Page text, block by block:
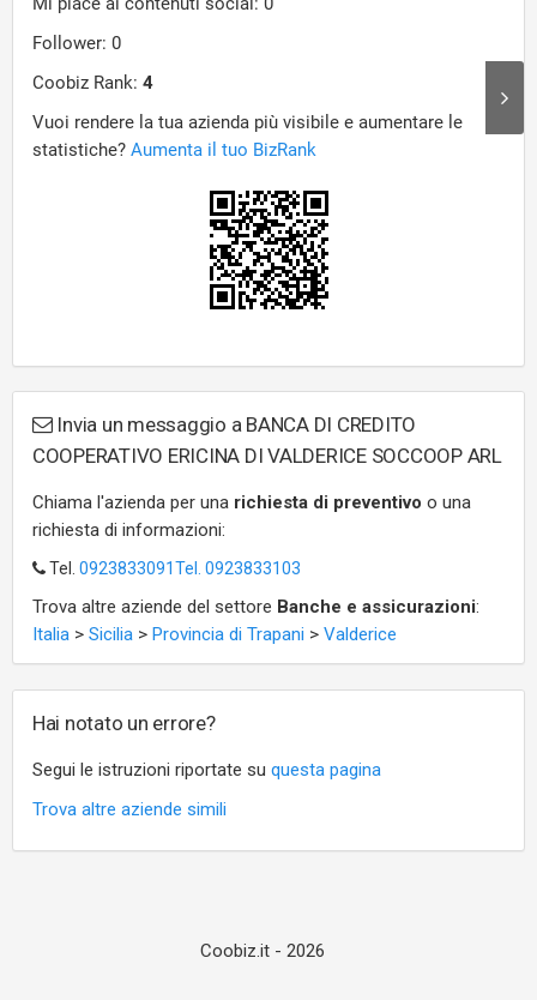
Invia un messaggio a BANCA DI CREDITO
COOPERATIVO ERICINA DI VALDERICE SOCCOOP ARL
Chiama l'azienda per una richiesta di preventivo o una
richiesta di informazioni:
Tel. 0923833091Tel. 0923833103
Trova altre aziende del settore Banche e assicurazioni:
Italia > Sicilia > Provincia di Trapani > Valderice
Hai notato un errore?
Segui le istruzioni riportate su questa pagina
Trova altre aziende simili
Coobiz.it - 2026